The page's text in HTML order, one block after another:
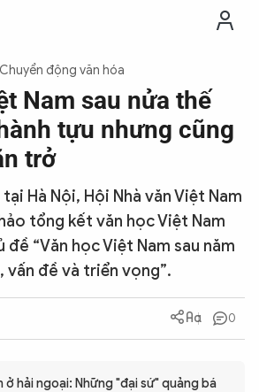
BÌNH
DÂN
Chuyển động văn hóa
Nam sau nửa thế
tựu nhưng cũng
trở
tại Hà Nội, Hội Nhà văn Việt Nam
tổng kết văn học Việt Nam
đề “Văn học Việt Nam sau năm
vấn đề và triển vọng”.
0
ở hải ngoại: Những "đại sứ" quảng bá